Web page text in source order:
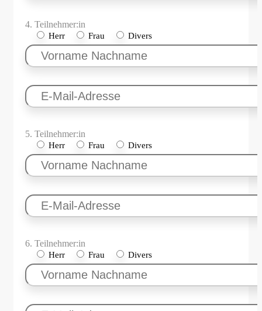
4. Teilnehmer:in
Herr Frau Divers
5. Teilnehmer:in
Herr Frau Divers
6. Teilnehmer:in
Herr Frau Divers